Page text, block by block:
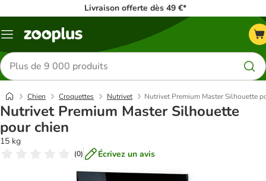
Livraison offerte dès 49 €*
Menu
Rechercher
des
produits
Chien Croquettes Nutrivet Nutrivet Premium Master Silhouette
Nutrivet Premium Master Silhouette
pour chien
15 kg
(0) Écrivez un avis